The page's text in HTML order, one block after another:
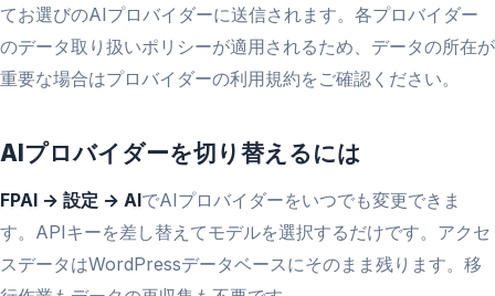
てお選びのAIプロバイダーに送信されます。各プロバイダー
のデータ取り扱いポリシーが適用されるため、データの所在が
重要な場合はプロバイダーの利用規約をご確認ください。
AIプロバイダーを切り替えるには
FPAI → 設定 → AIでAIプロバイダーをいつでも変更できま
す。APIキーを差し替えてモデルを選択するだけです。アクセ
スデータはWordPressデータベースにそのまま残ります。移